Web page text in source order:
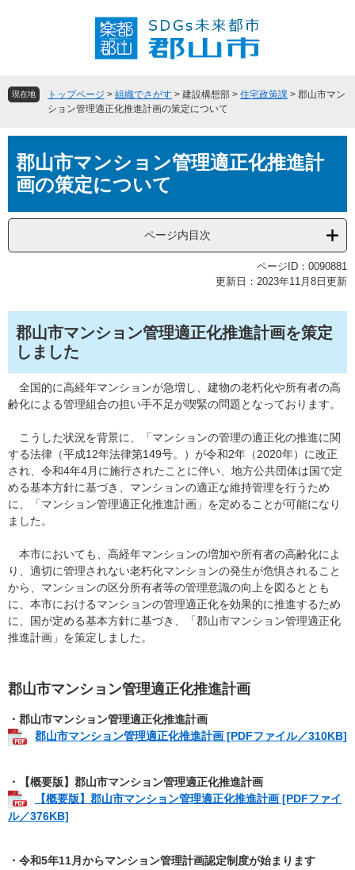
頭
飛現在地 トップページ > 組織でさがす > 建設構想部 > 住宅政策課 > 郡山市マン
ション管理適正化推進計画の策定について
文郡山市マンション管理適正化推進計
画の策定について
ページ内目次
ページID：0090881
更新日：2023年11月8日更新
郡山市マンション管理適正化推進計画を策定
しました
全国的に高経年マンションが急増し、建物の老朽化や所有者の高
齢化による管理組合の担い手不足が喫緊の問題となっております。
こうした状況を背景に、「マンションの管理の適正化の推進に関
する法律（平成12年法律第149号。）が令和2年（2020年）に改正
され、令和4年4月に施行されたことに伴い、地方公共団体は国で定
める基本方針に基づき、マンションの適正な維持管理を行うため
に、「マンション管理適正化推進計画」を定めることが可能になり
ました。
本市においても、高経年マンションの増加や所有者の高齢化によ
り、適切に管理されない老朽化マンションの発生が危惧されること
から、マンションの区分所有者等の管理意識の向上を図るととも
に、本市におけるマンションの管理適正化を効果的に推進するため
に、国が定める基本方針に基づき、「郡山市マンション管理適正化
推進計画」を策定しました。
郡山市マンション管理適正化推進計画
・郡山市マンション管理適正化推進計画
郡山市マンション管理適正化推進計画 [PDFファイル／310KB]
・【概要版】郡山市マンション管理適正化推進計画
【概要版】郡山市マンション管理適正化推進計画 [PDFファイ
ル／376KB]
・令和5年11月からマンション管理計画認定制度が始まります